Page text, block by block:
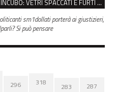
REGGIO, PIAZZALE EUROPA È UN INCUBO: VETRI SPACCATI E FURTI SULLE AUTO IN SOSTA
sm1dollati porterà ai giustizieri,
Si può pensare
296 318 283 287